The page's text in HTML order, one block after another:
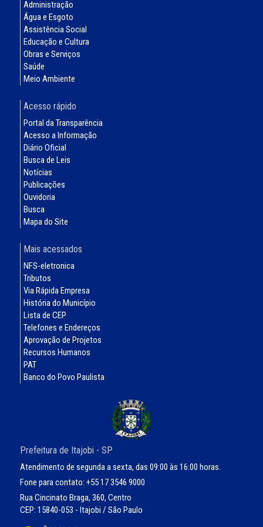
Administração
Água e Esgoto
Assistência Social
Educação e Cultura
Obras e Serviços
Saúde
Meio Ambiente
Acesso rápido
Portal da Transparência
Acesso a Informação
Diário Oficial
Busca de Leis
Notícias
Publicações
Ouvidoria
Busca
Mapa do Site
Mais acessados
NFS-eletronica
Tributos
Via Rápida Empresa
História do Município
Lista de CEP
Telefones e Endereços
Aprovação de Projetos
Recursos Humanos
PAT
Banco do Povo Paulista
Prefeitura de Itajobi - SP
Atendimento de segunda a sexta, das 09:00 às 16:00 horas.
Fone para contato: +55 17 3546 9000
Rua Cincinato Braga, 360, Centro
CEP: 15840-053 - Itajobi / São Paulo